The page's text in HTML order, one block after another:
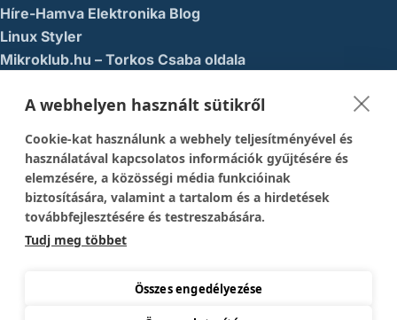
Híre-Hamva Elektronika Blog
Linux Styler
Mikroklub.hu – Torkos Csaba oldala
Közösségi Média
1337-es menedék – Youtube
Easy Arduno Channel – Youtube
Magyar Arduino Csoport – Facebook
Magyar Arduino Labor – Facebook
Magyar Arduino Labor – Youtube
A webhelyen használt sütikről
Cookie-kat használunk a webhely teljesítményével és
használatával kapcsolatos információk gyűjtésére és
elemzésére, a közösségi média funkcióinak
biztosítására, valamint a tartalom és a hirdetések
továbbfejlesztésére és testreszabására.
Tudj meg többet
Összes engedélyezése